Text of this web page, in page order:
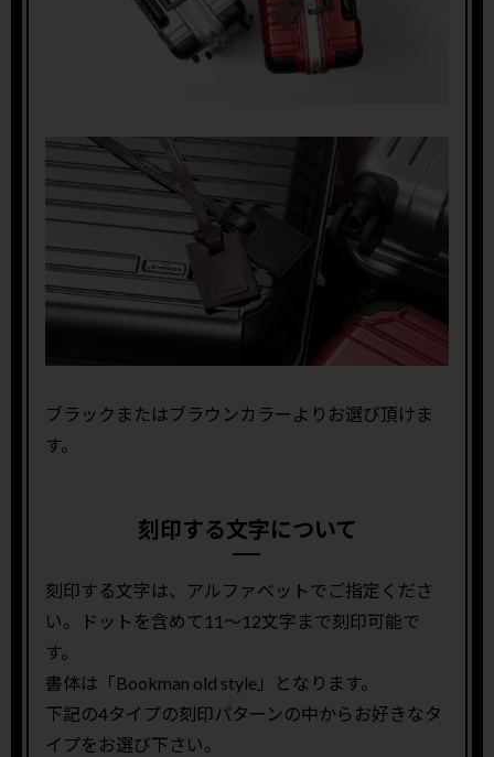
ブラックまたはブラウンカラーよりお選び頂けま
す。
刻印する文字について
刻印する文字は、アルファベットでご指定くださ
い。ドットを含めて11〜12文字まで刻印可能で
す。
書体は「Bookman old style」となります。
下記の4タイプの刻印パターンの中からお好きなタ
イプをお選び下さい。